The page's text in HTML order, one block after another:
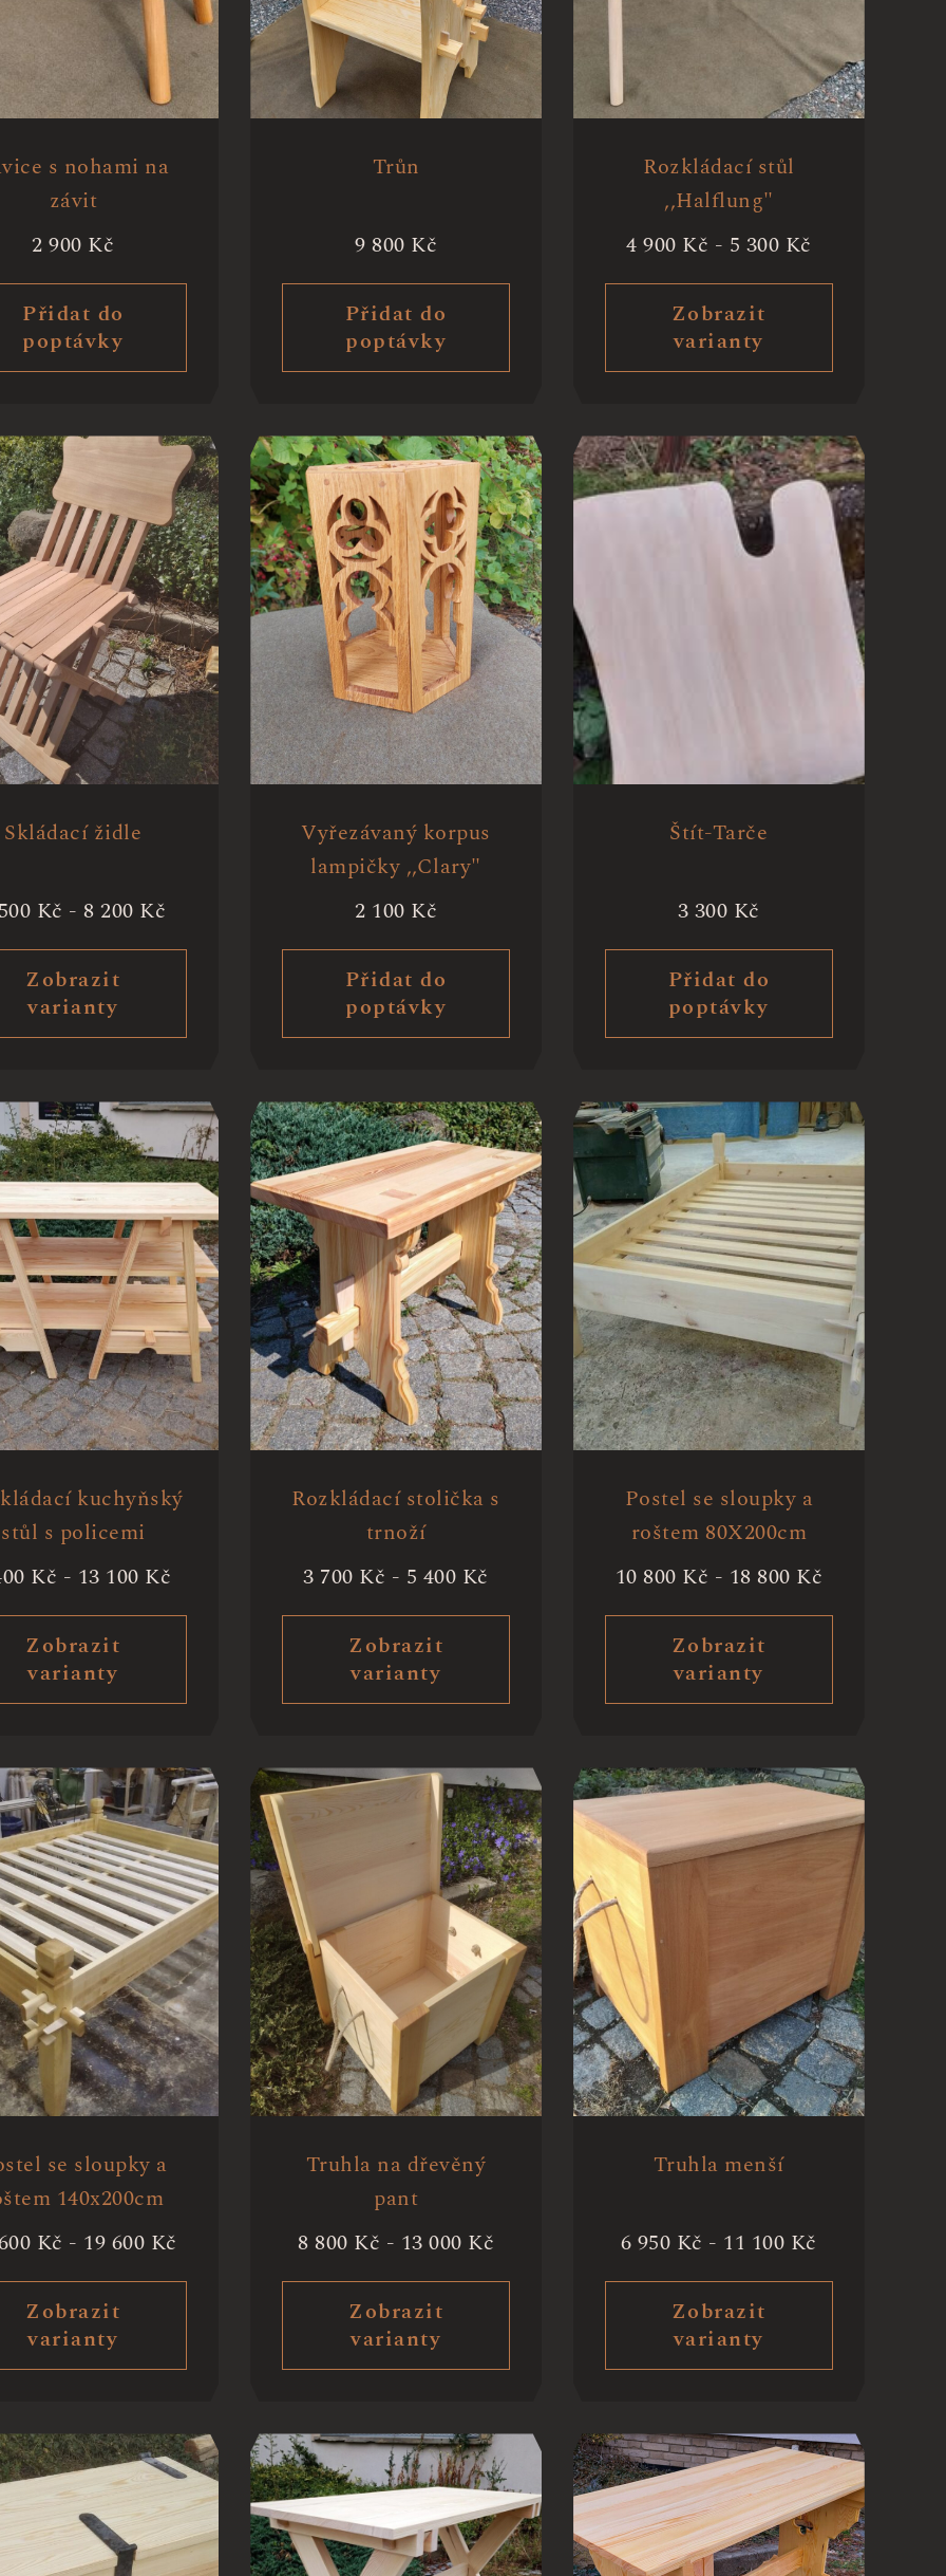
s nohami na
závit
2 900 Kč
Přidat do
poptávky
Trůn
9 800 Kč
Přidat do
poptávky
Rozkládací stůl
,,Halflung"
4 900 Kč - 5 300 Kč
Zobrazit
varianty
Skládací židle
Kč - 8 200 Kč
Zobrazit
varianty
Vyřezávaný korpus
lampičky ,,Clary"
2 100 Kč
Přidat do
poptávky
Štít-Tarče
3 300 Kč
Přidat do
poptávky
kuchyňský
stůl s policemi
Kč - 13 100 Kč
Zobrazit
varianty
Rozkládací stolička s
trnoží
3 700 Kč - 5 400 Kč
Zobrazit
varianty
Postel se sloupky a
roštem 80X200cm
10 800 Kč - 18 800 Kč
Zobrazit
varianty
se sloupky a
140x200cm
Kč - 19 600 Kč
Zobrazit
varianty
Truhla na dřevěný
pant
8 800 Kč - 13 000 Kč
Zobrazit
varianty
Truhla menší
6 950 Kč - 11 100 Kč
Zobrazit
varianty